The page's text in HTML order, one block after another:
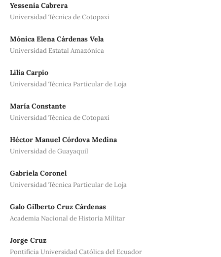
Yessenia Cabrera
Universidad Técnica de Cotopaxi
Mónica Elena Cárdenas Vela
Universidad Estatal Amazónica
Lilia Carpio
Universidad Técnica Particular de Loja
María Constante
Universidad Técnica de Cotopaxi
Héctor Manuel Córdova Medina
Universidad de Guayaquil
Gabriela Coronel
Universidad Técnica Particular de Loja
Galo Gilberto Cruz Cárdenas
Academia Nacional de Historia Militar
Jorge Cruz
Pontificia Universidad Católica del Ecuador